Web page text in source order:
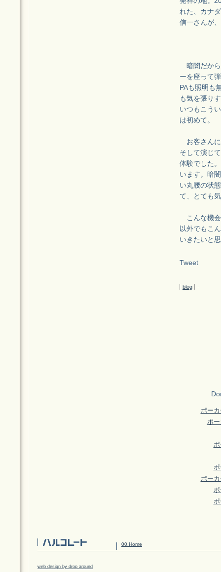
れた、カナ
信一さんが
暗闇だから
ーを座って
PAも照明も
も気を張り
いつもこう
は初めて。
お客さんに
そして演じ
体験でした
います。暗
い丸腰の状
て、とても
こんな機会
以外でもこ
いきたいと
Tweet
blog -
ポー
ポ
ポー
00.Home
web design by drop around